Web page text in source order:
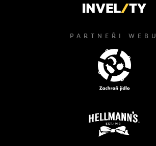
PARTNEŘI WEBU